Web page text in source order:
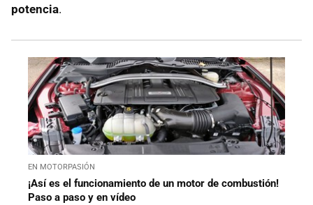
potencia.
EN MOTORPASIÓN
¡Así es el funcionamiento de un motor de combustión!
Paso a paso y en vídeo